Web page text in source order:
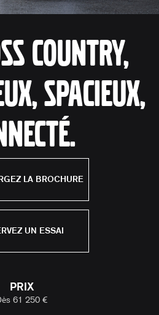
Country,
spacieux,
LA BROCHURE
UN ESSAI
PRIX
61 250 €